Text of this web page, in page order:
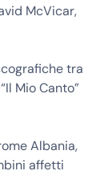
McVicar,
tra
Mio Canto”
Albania,
affetti